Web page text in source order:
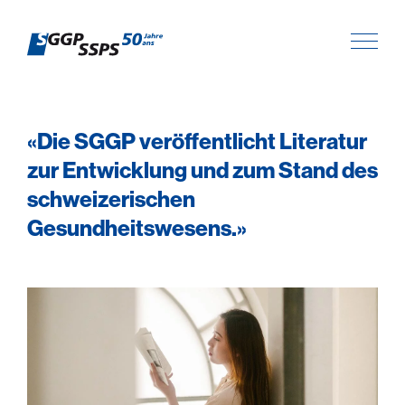
«Die SGGP veröffentlicht Literatur
zur Entwicklung und zum Stand des
schweizerischen
Gesundheitswesens.»